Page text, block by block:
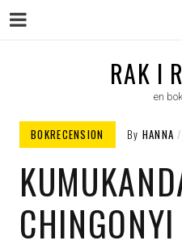
RAK I
en
BOKRECENSION By HANNA
CHINGONYI
Menu